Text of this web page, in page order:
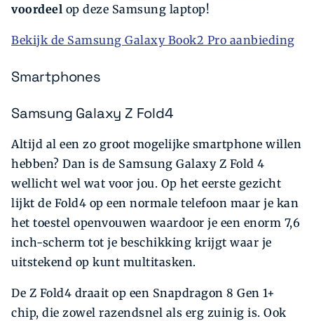
voordeel op deze Samsung laptop!
Bekijk de Samsung Galaxy Book2 Pro aanbieding
Smartphones
Samsung Galaxy Z Fold4
Altijd al een zo groot mogelijke smartphone willen
hebben? Dan is de Samsung Galaxy Z Fold 4
wellicht wel wat voor jou. Op het eerste gezicht
lijkt de Fold4 op een normale telefoon maar je kan
het toestel openvouwen waardoor je een enorm 7,6
inch-scherm tot je beschikking krijgt waar je
uitstekend op kunt multitasken.
De Z Fold4 draait op een Snapdragon 8 Gen 1+
chip, die zowel razendsnel als erg zuinig is. Ook